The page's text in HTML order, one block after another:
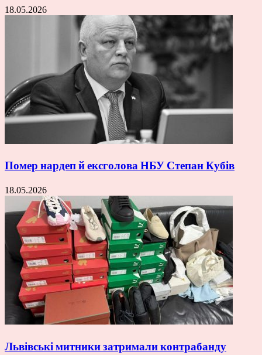
18.05.2026
Помер нардеп й ексголова НБУ Степан Кубів
18.05.2026
Львівські митники затримали контрабанду